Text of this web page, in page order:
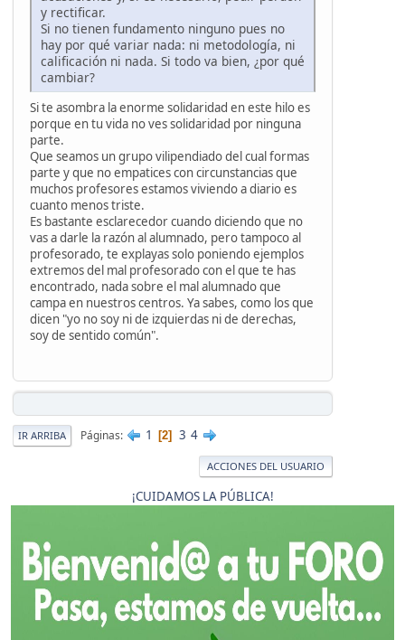
y rectificar.
Si no tienen fundamento ninguno pues no
hay por qué variar nada: ni metodología, ni
calificación ni nada. Si todo va bien, ¿por qué
cambiar?
Si te asombra la enorme solidaridad en este hilo es
porque en tu vida no ves solidaridad por ninguna
parte.
Que seamos un grupo vilipendiado del cual formas
parte y que no empatices con circunstancias que
muchos profesores estamos viviendo a diario es
cuanto menos triste.
Es bastante esclarecedor cuando diciendo que no
vas a darle la razón al alumnado, pero tampoco al
profesorado, te explayas solo poniendo ejemplos
extremos del mal profesorado con el que te has
encontrado, nada sobre el mal alumnado que
campa en nuestros centros. Ya sabes, como los que
dicen "yo no soy ni de izquierdas ni de derechas,
soy de sentido común".
IR ARRIBA Páginas 1 2 3 4
ACCIONES DEL USUARIO
¡CUIDAMOS LA PÚBLICA!